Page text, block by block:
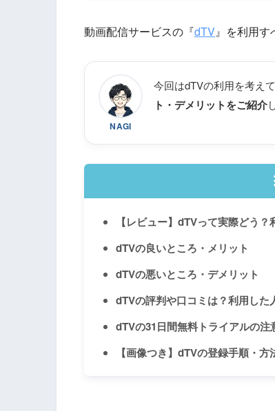
動画配信サービスの『dTV』を利用す
NAGI
今回はdTVの利用を考え
ト・デメリットをご紹介
【レビュー】dTVって実際どう？
dTVの良いところ・メリット
dTVの悪いところ・デメリット
dTVの評判や口コミは？利用した
dTVの31日間無料トライアルの注
【画像つき】dTVの登録手順・方